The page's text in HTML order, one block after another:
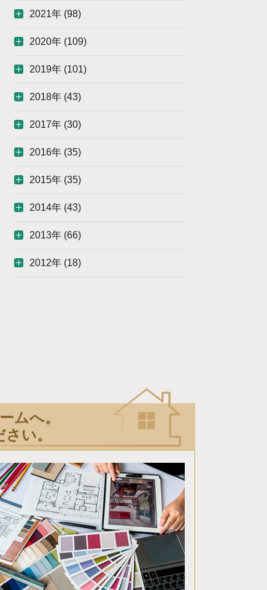
2021年 (98)
2020年 (109)
2019年 (101)
2018年 (43)
2017年 (30)
2016年 (35)
2015年 (35)
2014年 (43)
2013年 (66)
2012年 (18)
ムへ。
い。